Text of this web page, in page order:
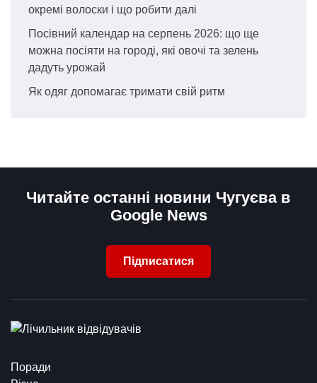
окремі волоски і що робити далі
Посівний календар на серпень 2026: що ще
можна посіяти на городі, які овочі та зелень
дадуть урожай
Як одяг допомагає тримати свій ритм
Читайте останні новини Чугуєва в
Google News
Підписатися
Поради